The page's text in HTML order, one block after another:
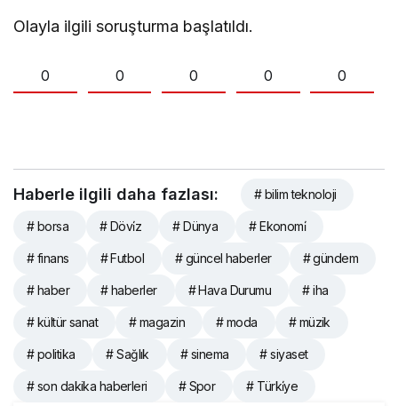
Olayla ilgili soruşturma başlatıldı.
0 0 0 0 0
Haberle ilgili daha fazlası: # bilim teknoloji
# borsa # Dövi̇z # Dünya # Ekonomi̇
# finans # Futbol # güncel haberler # gündem
# haber # haberler # Hava Durumu # iha
# kültür sanat # magazin # moda # müzik
# politika # Sağlık # sinema # siyaset
# son dakika haberleri # Spor # Türki̇ye